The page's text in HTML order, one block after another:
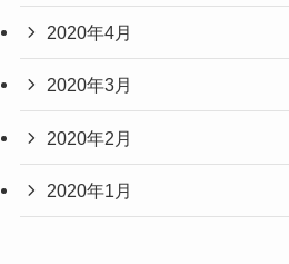
2020年4月
2020年3月
2020年2月
2020年1月